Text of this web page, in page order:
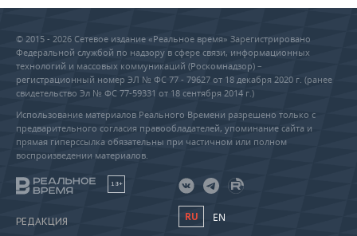
© 2015 - 2026 Сетевое издание «Реальное время» Зарегистрировано
Федеральной службой по надзору в сфере связи, информационных
технологий и массовых коммуникаций (Роскомнадзор) –
регистрационный номер ЭЛ № ФС 77 - 79627 от 18 декабря 2020 г. (ранее
свидетельство Эл № ФС 77-59331 от 18 сентября 2014 г.)
Использование материалов Реального Времени разрешено только с
предварительного согласия правообладателей, упоминание сайта и
прямая гиперссылка обязательны при частичном или полном
воспроизведении материалов.
18+
РЕДАКЦИЯ
RU EN